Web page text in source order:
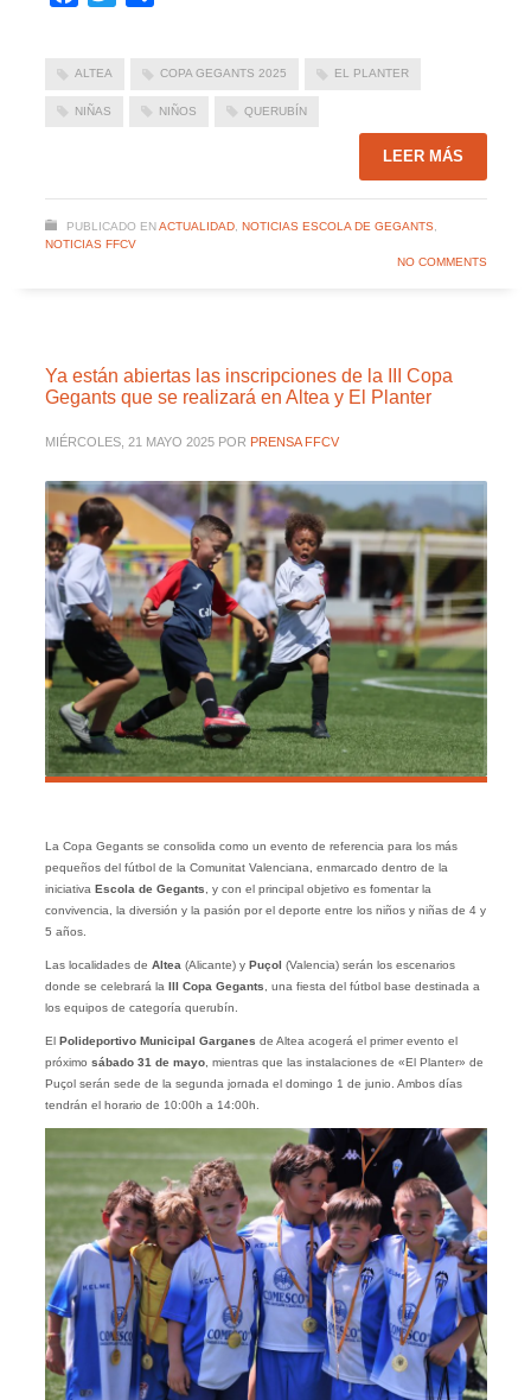
ALTEA COPA GEGANTS 2025 EL PLANTER
NIÑAS NIÑOS QUERUBÍN
LEER MÁS
PUBLICADO EN ACTUALIDAD, NOTICIAS ESCOLA DE GEGANTS,
NOTICIAS FFCV
NO COMMENTS
Ya están abiertas las inscripciones de la III Copa
Gegants que se realizará en Altea y El Planter
MIÉRCOLES, 21 MAYO 2025 POR PRENSA FFCV
La Copa Gegants se consolida como un evento de referencia para los más
pequeños del fútbol de la Comunitat Valenciana, enmarcado dentro de la
iniciativa Escola de Gegants , y con el principal objetivo es fomentar la
convivencia, la diversión y la pasión por el deporte entre los niños y niñas de 4 y
5 años.
Las localidades de Altea (Alicante) y Puçol (Valencia) serán los escenarios
donde se celebrará la III Copa Gegants , una fiesta del fútbol base destinada a
los equipos de categoría querubín.
El Polideportivo Municipal Garganes de Altea acogerá el primer evento el
próximo sábado 31 de mayo, mientras que las instalaciones de «El Planter» de
Puçol serán sede de la segunda jornada el domingo 1 de junio. Ambos días
tendrán el horario de 10:00h a 14:00h.